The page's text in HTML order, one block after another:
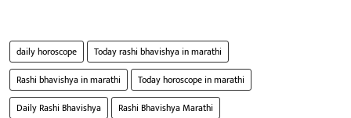
daily horoscope
Today rashi bhavishya in marathi
Rashi bhavishya in marathi
Today horoscope in marathi
Daily Rashi Bhavishya
Rashi Bhavishya Marathi